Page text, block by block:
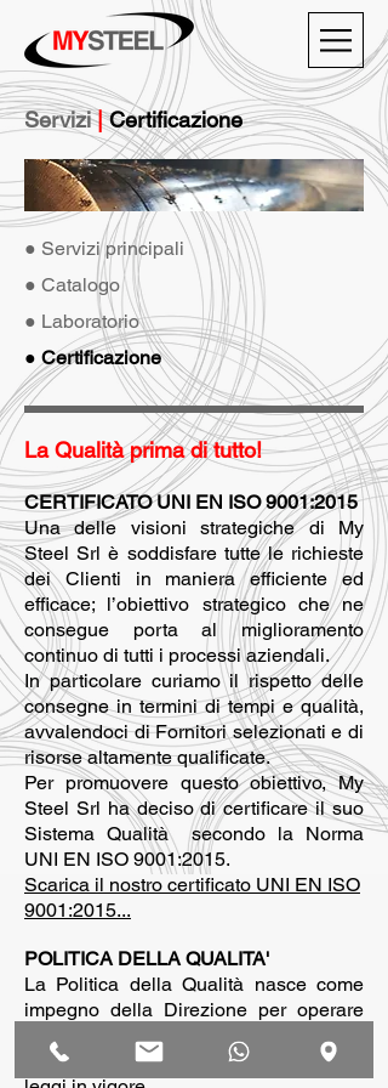
Servizi| Certificazione
● Servizi principali
● Catalogo
● Laboratorio
● Certificazione
La Qualità prima di tutto!
CERTIFICATO UNI EN ISO 9001:2015
Una delle visioni strategiche di My
Steel Srl è soddisfare tutte le richieste
dei Clienti in maniera efficiente ed
efficace; l’obiettivo strategico che ne
consegue porta al miglioramento
continuo di tutti i processi aziendali.
In particolare curiamo il rispetto delle
consegne in termini di tempi e qualità,
avvalendoci di Fornitori selezionati e di
risorse altamente qualificate.
Per promuovere questo obiettivo, My
Steel Srl ha deciso di certificare il suo
Sistema Qualità secondo la Norma
UNI EN ISO 9001:2015.
Scarica il nostro certificato UNI EN ISO
9001:2015...
POLITICA DELLA QUALITA'
La Politica della Qualità nasce come
impegno della Direzione per operare
attraverso i requisiti specificati dalla
Norma UNI EN ISO 9001:2015 e le